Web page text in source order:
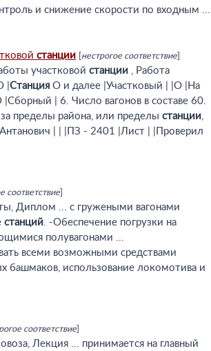
и снижение скорости по входным ...
станции нестрогое соответствие
участковой станции , Работа
| Станция О и далее |Участковый | |О |На
|Сборный | 6. Число вагонов в составе 60.
пределы района, или пределы станции,
| | |ПЗ - 2401 |Лист | |Проверил
соответствие
Диплом ... с гружеными вагонами
станций. -Обеспечение погрузки на
полувагонами ...
всеми возможными средствами
башмаков, использование локомотива и
соответствие
Лекция ... принимается на главный